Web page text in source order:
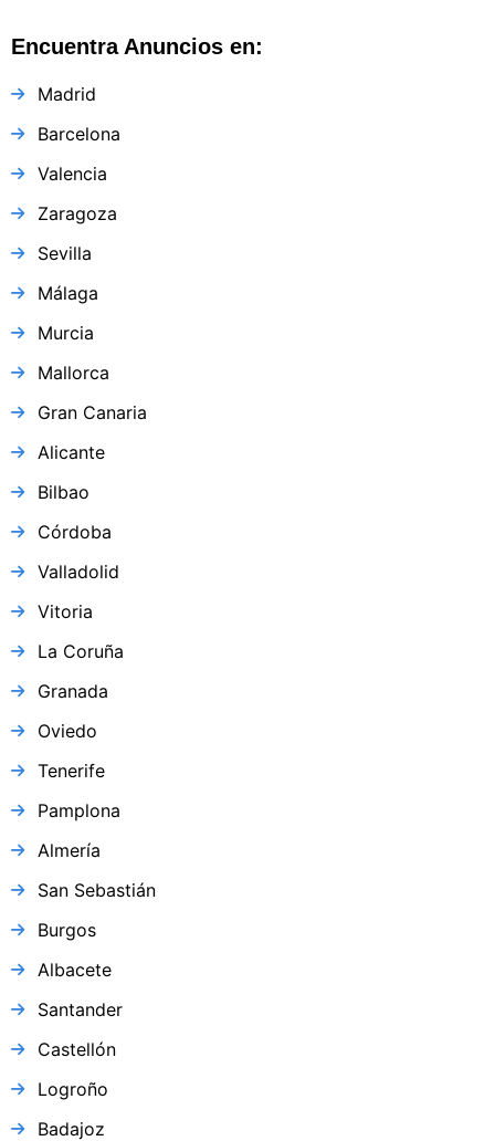
Encuentra Anuncios en:
Madrid
Barcelona
Valencia
Zaragoza
Sevilla
Málaga
Murcia
Mallorca
Gran Canaria
Alicante
Bilbao
Córdoba
Valladolid
Vitoria
La Coruña
Granada
Oviedo
Tenerife
Pamplona
Almería
San Sebastián
Burgos
Albacete
Santander
Castellón
Logroño
Badajoz